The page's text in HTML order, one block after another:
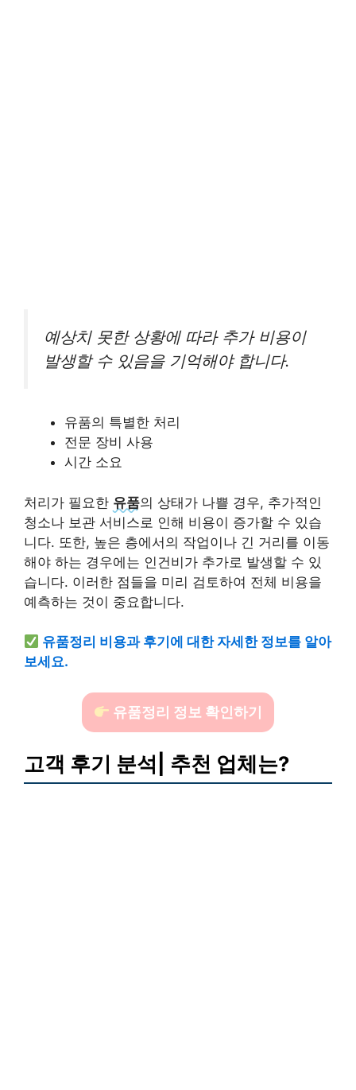
예상치 못한 상황에 따라 추가 비용이
발생할 수 있음을 기억해야 합니다.
유품의 특별한 처리
전문 장비 사용
시간 소요
처리가 필요한 유품의 상태가 나쁠 경우, 추가적인
청소나 보관 서비스로 인해 비용이 증가할 수 있습
니다. 또한, 높은 층에서의 작업이나 긴 거리를 이동
해야 하는 경우에는 인건비가 추가로 발생할 수 있
습니다. 이러한 점들을 미리 검토하여 전체 비용을
예측하는 것이 중요합니다.
유품정리 비용과 후기에 대한 자세한 정보를 알아
보세요.
유품정리 정보 확인하기
고객 후기 분석| 추천 업체는?